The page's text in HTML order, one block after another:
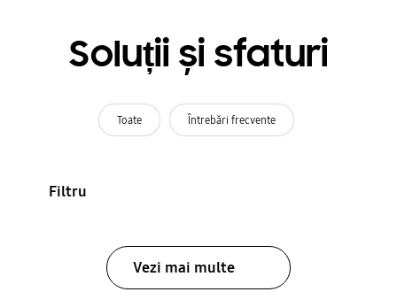
Soluții și sfaturi
Toate Întrebări frecvente
Filtru
Vezi mai multe